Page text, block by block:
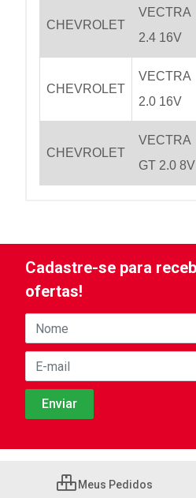
CHEVROLET
VECTRA
2.4 16V
CHEVROLET
VECTRA
2.0 16V
CHEVROLET
VECTRA
GT 2.0 8V
Cadastre-se para
ofertas!
Meus Pedidos